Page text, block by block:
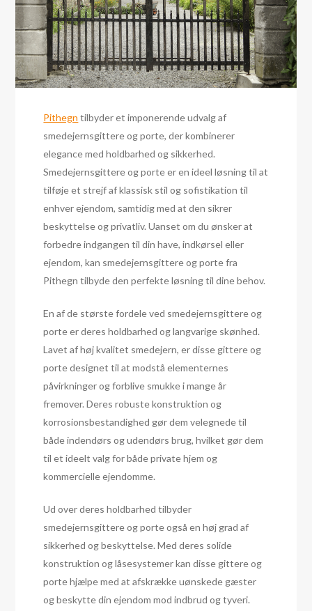
Pithegn tilbyder et imponerende udvalg af
smedejernsgittere og porte, der kombinerer
elegance med holdbarhed og sikkerhed.
Smedejernsgittere og porte er en ideel løsning til at
tilføje et strejf af klassisk stil og sofistikation til
enhver ejendom, samtidig med at den sikrer
beskyttelse og privatliv. Uanset om du ønsker at
forbedre indgangen til din have, indkørsel eller
ejendom, kan smedejernsgittere og porte fra
Pithegn tilbyde den perfekte løsning til dine behov.
En af de største fordele ved smedejernsgittere og
porte er deres holdbarhed og langvarige skønhed.
Lavet af høj kvalitet smedejern, er disse gittere og
porte designet til at modstå elementernes
påvirkninger og forblive smukke i mange år
fremover. Deres robuste konstruktion og
korrosionsbestandighed gør dem velegnede til
både indendørs og udendørs brug, hvilket gør dem
til et ideelt valg for både private hjem og
kommercielle ejendomme.
Ud over deres holdbarhed tilbyder
smedejernsgittere og porte også en høj grad af
sikkerhed og beskyttelse. Med deres solide
konstruktion og låsesystemer kan disse gittere og
porte hjælpe med at afskrække uønskede gæster
og beskytte din ejendom mod indbrud og tyveri.